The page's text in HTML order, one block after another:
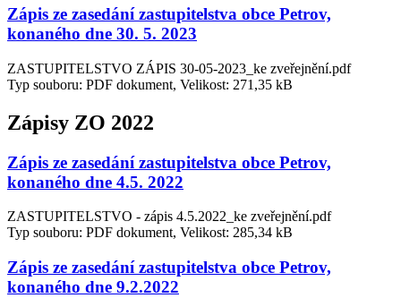
Zápis ze zasedání zastupitelstva obce Petrov,
konaného dne 30. 5. 2023
ZASTUPITELSTVO ZÁPIS 30-05-2023_ke zveřejnění.pdf
Typ souboru: PDF dokument, Velikost: 271,35 kB
Zápisy ZO 2022
Zápis ze zasedání zastupitelstva obce Petrov,
konaného dne 4.5. 2022
ZASTUPITELSTVO - zápis 4.5.2022_ke zveřejnění.pdf
Typ souboru: PDF dokument, Velikost: 285,34 kB
Zápis ze zasedání zastupitelstva obce Petrov,
konaného dne 9.2.2022